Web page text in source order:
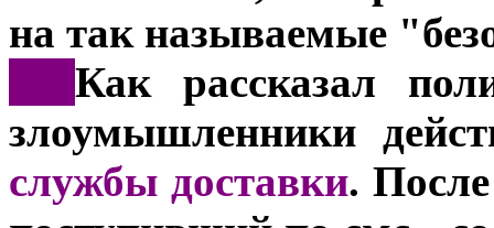
на так называемые
Как рассказал
злоумышленники
службы доставки.